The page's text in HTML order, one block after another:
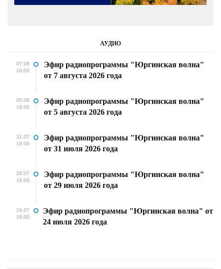
АУДИО
07.08
18:00
Эфир радиопрограммы "Юргинская волна"
от 7 августа 2026 года
05.08
18:00
Эфир радиопрограммы "Юргинская волна"
от 5 августа 2026 года
31.07
18:00
Эфир радиопрограммы "Юргинская волна"
от 31 июля 2026 года
29.07
18:00
Эфир радиопрограммы "Юргинская волна"
от 29 июля 2026 года
24.07
18:00
Эфир радиопрограммы "Юргинская волна" от
24 июля 2026 года